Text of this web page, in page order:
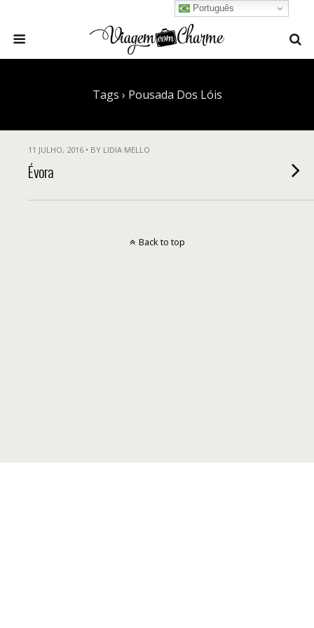
Tags › Pousada Dos Lóis
11 JULHO, 2016 • BY LIDIA MELLO
Évora
Português
Back to top